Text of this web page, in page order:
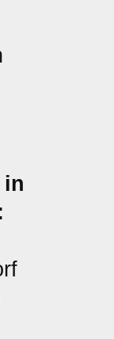
in